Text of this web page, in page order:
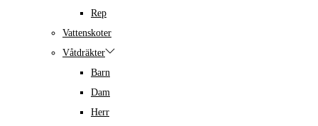
Rep
Vattenskoter
Våtdräkter
Barn
Dam
Herr